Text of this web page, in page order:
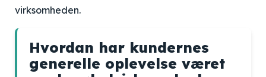
virksomheden.
Hvordan har kundernes
generelle oplevelse været